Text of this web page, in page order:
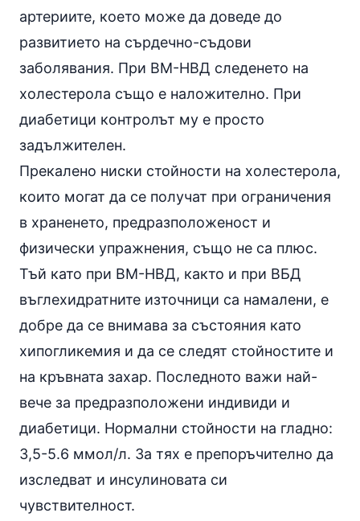
артериите, което може да доведе до
развитието на сърдечно-съдови
заболявания. При ВМ-НВД следенето на
холестерола също е наложително. При
диабетици контролът му е просто
задължителен.
Прекалено ниски стойности на холестерола,
които могат да се получат при ограничения
в храненето, предразположеност и
физически упражнения, също не са плюс.
Тъй като при ВМ-НВД, както и при ВБД
въглехидратните източници са намалени, е
добре да се внимава за състояния като
хипогликемия и да се следят стойностите и
на кръвната захар. Последното важи най-
вече за предразположени индивиди и
диабетици. Нормални стойности на гладно:
3,5-5.6 ммол/л. За тях е препоръчително да
изследват и инсулиновата си
чувствителност.